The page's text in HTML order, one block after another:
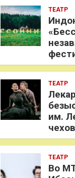
ТЕАТР
ТЕАТР
им.
ТЕАТР
Во